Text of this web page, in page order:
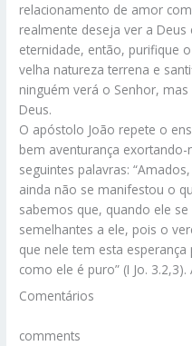
relacionamento de amor
realmente deseja ver a
eternidade, então, purifique
velha natureza terrena e
ninguém verá o Senhor,
Deus.
O apóstolo João repete o
bem aventurança
seguintes palavras:
ainda não se manifestou o
sabemos que, quando ele
semelhantes a ele, pois o
que nele tem esta
como ele é puro” (I Jo. 3.2,3).
Comentários
comments